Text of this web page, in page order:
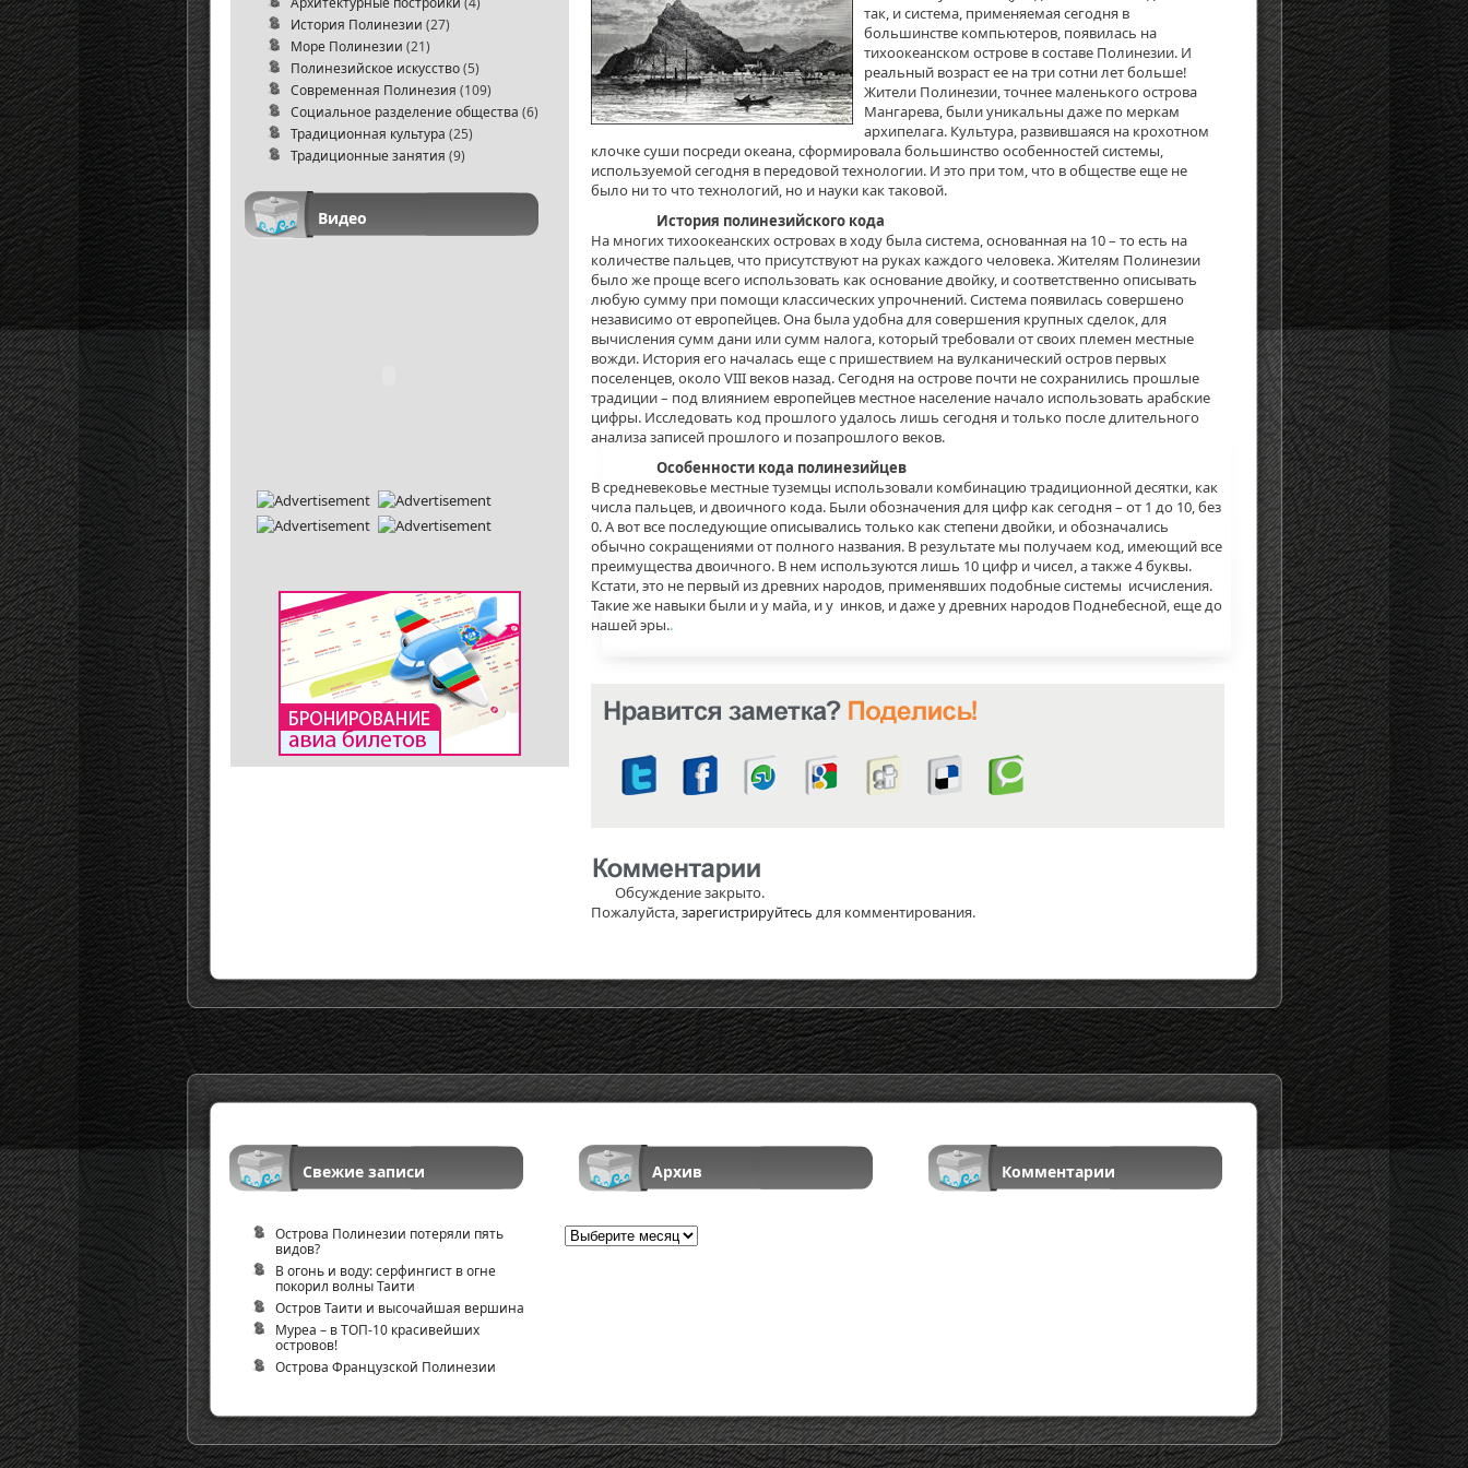
История Полинезии (27)
Море Полинезии (21)
Полинезийское искусство(5)
Современная Полинезия (109)
Социальное разделение общества (6)
Традиционная культура (25)
Традиционные занятия (9)
Видео
так, и система, применяемая сегодня в
большинстве компьютеров, появилась на
тихоокеанском острове в составе Полинезии. И
реальный возраст ее на три сотни лет больше!
Жители Полинезии, точнее маленького острова
Мангарева, были уникальны даже по меркам
архипелага. Культура, развившаяся на крохотном
клочке суши посреди океана, сформировала большинство особенностей системы,
используемой сегодня в передовой технологии. И это при том, что в обществе еще не
было ни то что технологий, но и науки как таковой.
История полинезийского кода
На многих тихоокеанских островах в ходу была система, основанная на 10 – то есть на
количестве пальцев, что присутствуют на руках каждого человека. Жителям Полинезии
было же проще всего использовать как основание двойку, и соответственно описывать
любую сумму при помощи классических упрочнений. Система появилась совершено
независимо от европейцев. Она была удобна для совершения крупных сделок, для
вычисления сумм дани или сумм налога, который требовали от своих племен местные
вожди. История его началась еще с пришествием на вулканический остров первых
поселенцев, около VIII веков назад. Сегодня на острове почти не сохранились прошлые
традиции – под влиянием европейцев местное население начало использовать арабские
цифры. Исследовать код прошлого удалось лишь сегодня и только после длительного
анализа записей прошлого и позапрошлого веков.
Особенности кода полинезийцев
В средневековье местные туземцы использовали комбинацию традиционной десятки, как
числа пальцев, и двоичного кода. Были обозначения для цифр как сегодня – от 1 до 10, без
0. А вот все последующие описывались только как степени двойки, и обозначались
обычно сокращениями от полного названия. В результате мы получаем код, имеющий все
преимущества двоичного. В нем используются лишь 10 цифр и чисел, а также 4 буквы.
Кстати, это не первый из древних народов, применявших подобные системы исчисления.
Такие же навыки были и у майа, и у инков, и даже у древних народов Поднебесной, еще до
нашей эры..
Обсуждение закрыто.
Пожалуйста,зарегистрируйтесь для комментирования.
Свежие записи
Острова Полинезии потеряли пять
видов?
В огонь и воду: серфингист в огне
покорил волны Таити
Остров Таити и высочайшая вершина
Муреа – в ТОП-10 красивейших
островов!
Острова Французской Полинезии
Архив
Архив
Комментарии